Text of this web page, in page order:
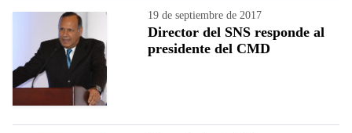
19 de septiembre de 2017
Director del SNS responde al
presidente del CMD